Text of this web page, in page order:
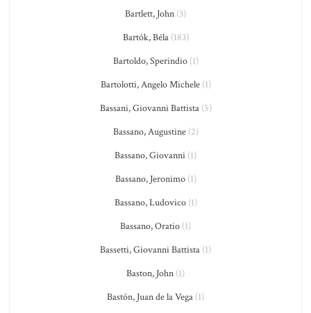
Bartlett, John (3)
Bartók, Béla(183)
Bartoldo, Sperindio(1)
Bartolotti, Angelo Michele(1)
Bassani, Giovanni Battista(5)
Bassano, Augustine(2)
Bassano, Giovanni (1)
Bassano, Jeronimo(1)
Bassano, Ludovico(1)
Bassano, Oratio (1)
Bassetti, Giovanni Battista (1)
Baston, John (1)
Bastón, Juan de la Vega (1)